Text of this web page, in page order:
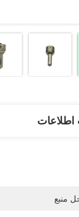
اطلاعات
منبع